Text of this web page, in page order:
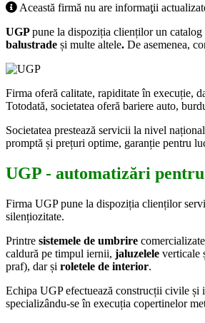
Această firmă nu are informaţii
UGPpune la dispoziția clienților un catalog
balustrade și multe altele. De asemenea,
Firma oferă calitate, rapiditate în execuție,
Totodată, societatea oferă bariere auto,
Societatea prestează servicii la nivel
promptă și prețuri optime, garanție pentru
UGP - automatizări
Firma UGP pune la dispoziția clienților
silențiozitate.
Printre sistemele de umbrire
caldură pe timpul iernii, jaluzelele verticale
praf), dar și roletele de interior.
Echipa UGP efectuează construcții civile și
specializându-se în execuția copertinelor